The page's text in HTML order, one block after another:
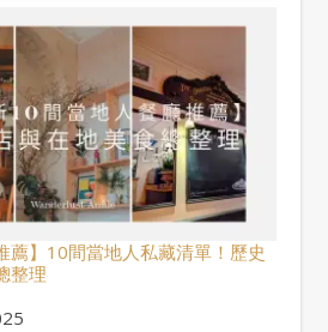
薦】10間當地人私藏清單！歷史
整理